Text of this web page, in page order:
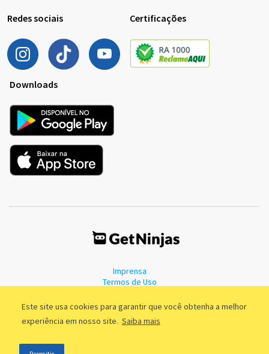
Este site usa cookies para garantir que você obtenha a melhor
experiência em nosso site. Saiba mais
Redes sociais Certificações
Downloads
Imprensa
Termos de Uso
©2011 - 2026, GetNinjas LTDA. CNPJ 55.744.877/0001-89 - Rua Dr.